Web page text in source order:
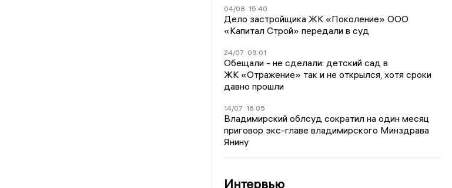
04/08 15:40
Дело застройщика ЖК «Поколение» ООО
«Капитал Строй» передали в суд
24/07 09:01
Обещали - не сделали: детский сад в
ЖК «Отражение» так и не открылся, хотя сроки
давно прошли
14/07 16:05
Владимирский облсуд сократил на один месяц
приговор экс-главе владимирского Минздрава
Янину
Интервью